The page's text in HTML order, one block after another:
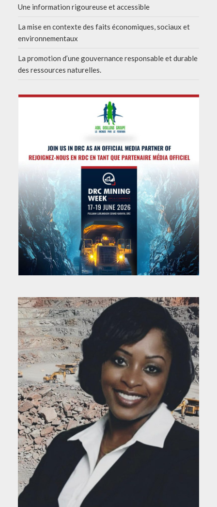
Une information rigoureuse et accessible
La mise en contexte des faits économiques, sociaux et
environnementaux
La promotion d’une gouvernance responsable et durable
des ressources naturelles.